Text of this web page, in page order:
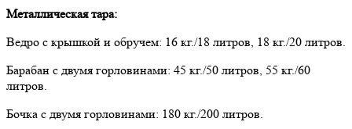
Металлическая тара:
Ведро с крышкой и обручем: 16 кг./18 литров, 18 кг./20 литров.
Барабан с двумя горловинами: 45 кг./50 литров, 55 кг./60
литров.
Бочка с двумя горловинами: 180 кг./200 литров.